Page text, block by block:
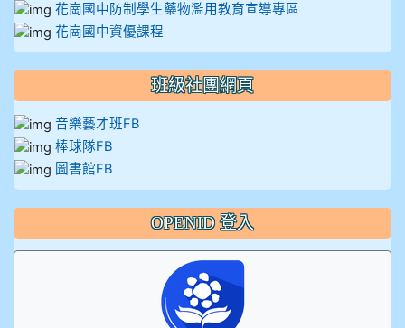
花崗國中防制學生藥物濫用教育宣導專區
花崗國中資優課程
班級社團網頁
音樂藝才班FB
棒球隊FB
圖書館FB
OPENID 登入